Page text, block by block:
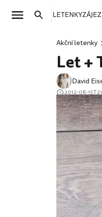
LETENKY
Akční letenky
Let +
David
2012-08-